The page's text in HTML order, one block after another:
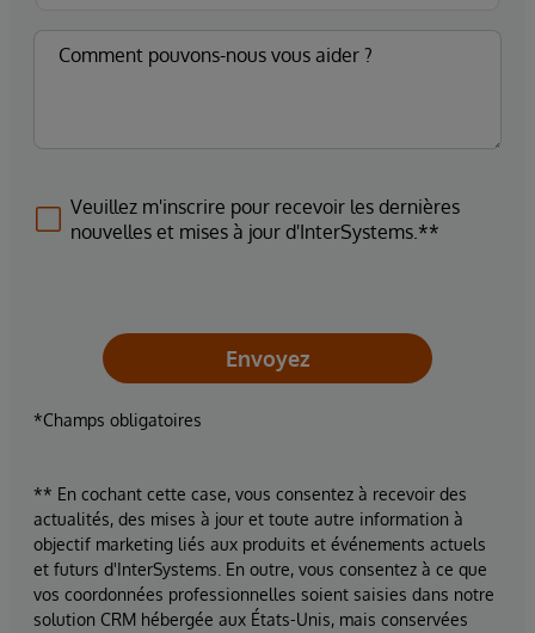
Veuillez m'inscrire pour recevoir les dernières
nouvelles et mises à jour d'InterSystems.**
Envoyez
*Champs obligatoires
** En cochant cette case, vous consentez à recevoir des
actualités, des mises à jour et toute autre information à
objectif marketing liés aux produits et événements actuels
et futurs d'InterSystems. En outre, vous consentez à ce que
vos coordonnées professionnelles soient saisies dans notre
solution CRM hébergée aux États-Unis, mais conservées